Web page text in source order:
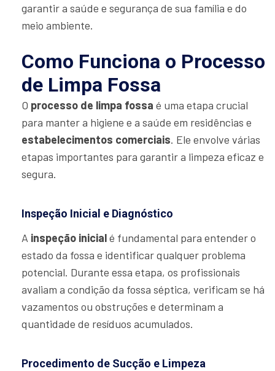
garantir a saúde e segurança de sua família e do
meio ambiente.
Como Funciona o Processo
de Limpa Fossa
O processo de limpa fossa é uma etapa crucial
para manter a higiene e a saúde em residências e
estabelecimentos comerciais. Ele envolve várias
etapas importantes para garantir a limpeza eficaz e
segura.
Inspeção Inicial e Diagnóstico
A inspeção inicialé fundamental para entender o
estado da fossa e identificar qualquer problema
potencial. Durante essa etapa, os profissionais
avaliam a condição da fossa séptica, verificam se há
vazamentos ou obstruções e determinam a
quantidade de resíduos acumulados.
Procedimento de Sucção e Limpeza